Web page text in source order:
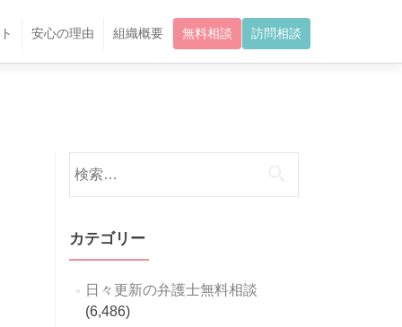
安心の理由 組織概要 無料相談 訪問相談
索:
カテゴリー
日々更新の弁護士無料相談
(6,486)